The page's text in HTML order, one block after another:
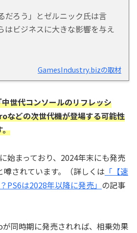
だろう」とゼルニック氏は言
はビジネスに大きな影響を与え
GamesIndustry.bizの取材
世代コンソールのリフレッシ
などの次世代機が登場する可能性
。
始まっており、2024年末にも発売
噂されています。（詳しくは 「【速
PS6は2028年以降に発売」 の記事
が同時期に発売されれば、相乗効果